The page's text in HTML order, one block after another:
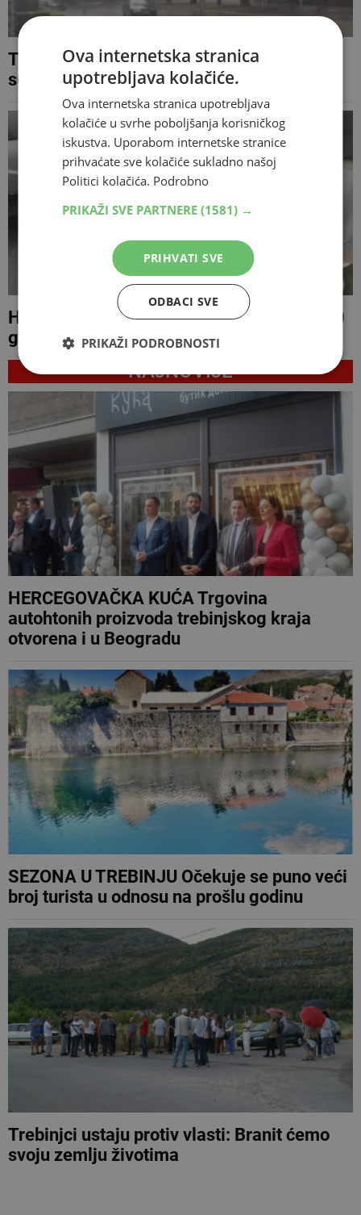
Trebinje dočekalo kišu nakon dugotrajne
suše
Hercegovac u Smartu prevozio gotovo 690
grama speeda, uhitila ga policija
NAJNOVIJE
HERCEGOVAČKA KUĆA Trgovina
autohtonih proizvoda trebinjskog kraja
otvorena i u Beogradu
SEZONA U TREBINJU Očekuje se puno veći
broj turista u odnosu na prošlu godinu
Trebinjci ustaju protiv vlasti: Branit ćemo
svoju zemlju životima
Ova internetska stranica
upotrebljava kolačiće.
Ova internetska stranica upotrebljava
kolačiće u svrhe poboljšanja korisničkog
iskustva. Uporabom internetske stranice
prihvaćate sve kolačiće sukladno našoj
Politici kolačića. Podrobno
PRIKAŽI SVE PARTNERE (1581) →
PRIHVATI SVE
ODBACI SVE
PRIKAŽI PODROBNOSTI